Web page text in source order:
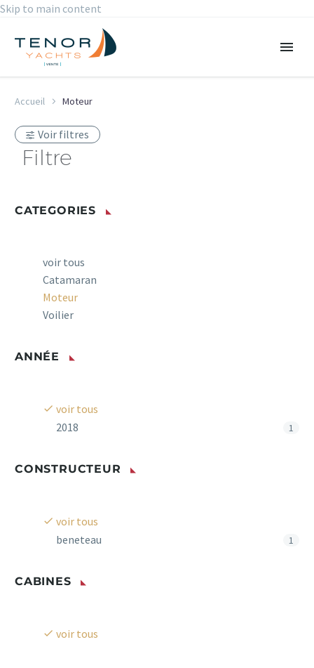
Skip to main content
Accueil Moteur
Voir filtres
Filtre
CATEGORIES
voir tous
Catamaran
Moteur
Voilier
ANNÉE
voir tous
2018
1
CONSTRUCTEUR
voir tous
beneteau
1
CABINES
voir tous